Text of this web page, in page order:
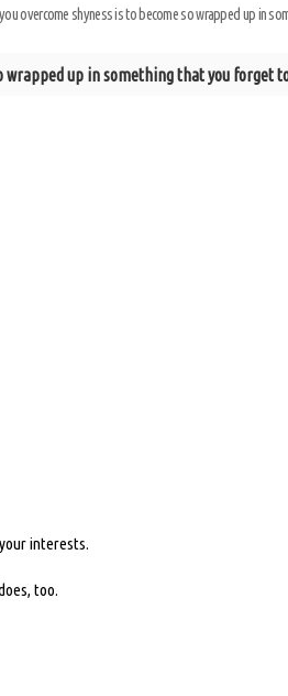
overcome shyness is to become so wrapped up in
wrapped up in something that you forget
interests.
too.